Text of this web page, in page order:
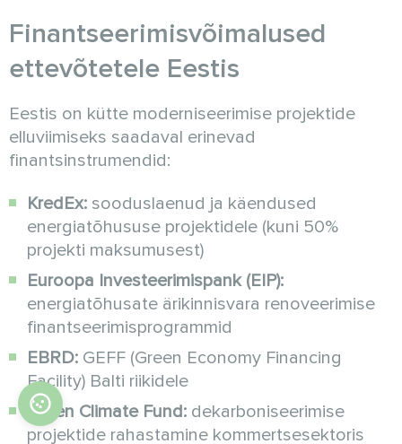
Finantseerimisvõimalused
ettevõtetele Eestis
Eestis on kütte moderniseerimise projektide
elluviimiseks saadaval erinevad
finantsinstrumendid:
KredEx: sooduslaenud ja käendused
energiatõhususe projektidele (kuni 50%
projekti maksumusest)
Euroopa Investeerimispank (EIP):
energiatõhusate ärikinnisvara renoveerimise
finantseerimisprogrammid
EBRD: GEFF (Green Economy Financing
Facility) Balti riikidele
Green Climate Fund: dekarboniseerimise
projektide rahastamine kommertsesektoris